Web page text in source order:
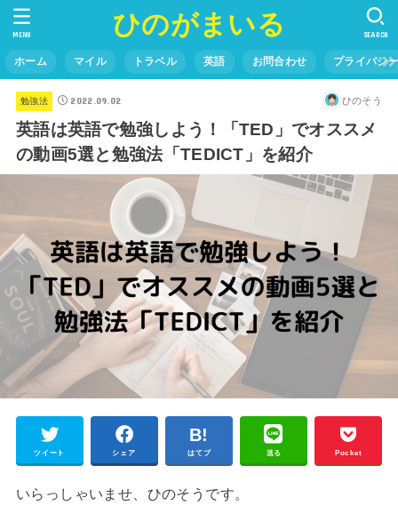
ひのがまいる
ホーム マイル トラベル 英語 お問合わせ プライバシ
SEARCH
MENU
勉強法 2022.09.02 ひのそう
英語は英語で勉強しよう！「TED」でオススメ
の動画5選と勉強法「TEDICT」を紹介
ツイート シェア はてブ 送る Pocket
いらっしゃいませ、ひのそうです。